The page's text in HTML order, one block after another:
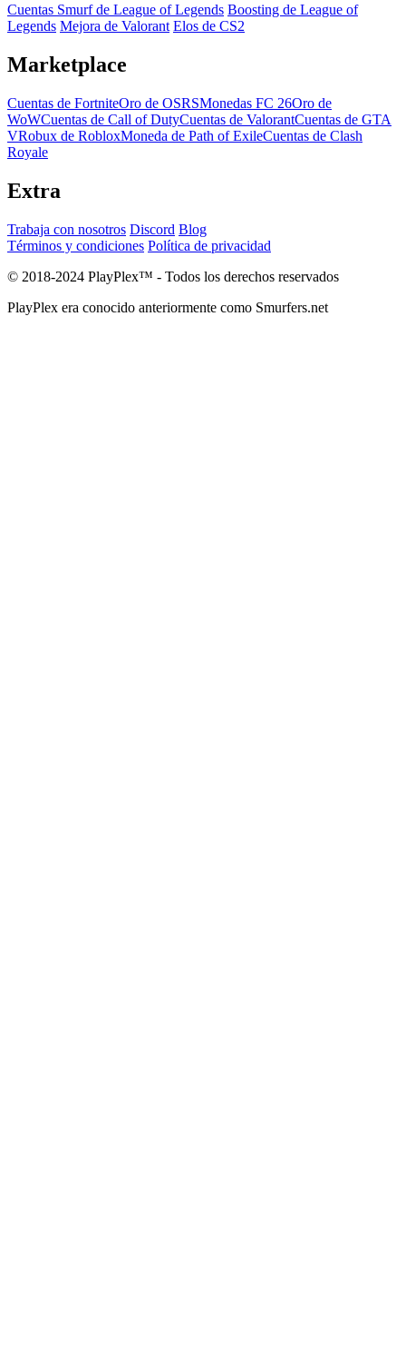
Cuentas Smurf de League of Legends Boosting de League of
Legends Mejora de Valorant Elos de CS2
Marketplace
Cuentas de FortniteOro de OSRSMonedas FC 26Oro de
WoWCuentas de Call of DutyCuentas de ValorantCuentas de GTA
VRobux de RobloxMoneda de Path of ExileCuentas de Clash
Royale
Extra
Trabaja con nosotros Discord Blog
Términos y condiciones Política de privacidad
© 2018-2024 PlayPlex™ - Todos los derechos reservados
PlayPlex era conocido anteriormente como Smurfers.net